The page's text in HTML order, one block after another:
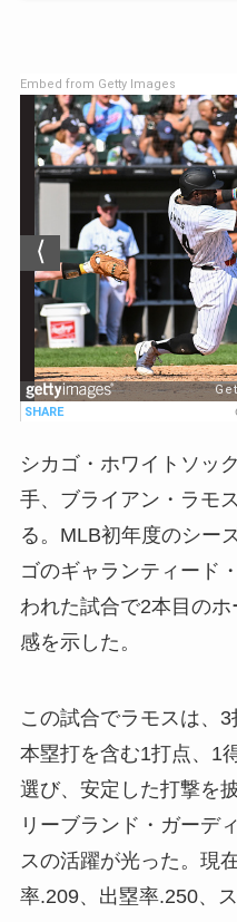
Embed from Getty Images
シカゴ・ホワイトソッ
手、ブライアン・ラモ
る。MLB初年度のシー
ゴのギャランティード
われた試合で2本目の
感を示した。
この試合でラモスは、
本塁打を含む1打点、1
選び、安定した打撃を
リーブランド・ガーデ
スの活躍が光った。現
率.209、出塁率.250、